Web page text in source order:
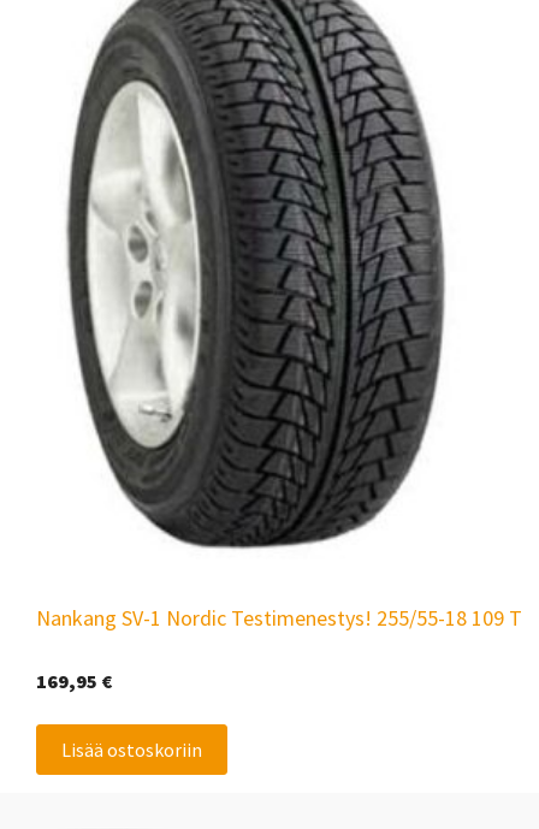
Nankang SV-1 Nordic Testimenestys! 255/55-18 109 T
169,95 €
Lisää ostoskoriin